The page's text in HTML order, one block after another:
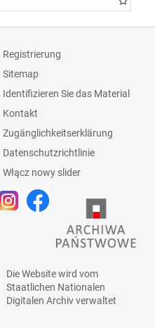
Registrierung
Sitemap
Identifizieren Sie das Material
Kontakt
Zugänglichkeitserklärung
Datenschutzrichtlinie
Włącz nowy slider
Die Website wird vom
Staatlichen Nationalen
Digitalen Archivverwaltet